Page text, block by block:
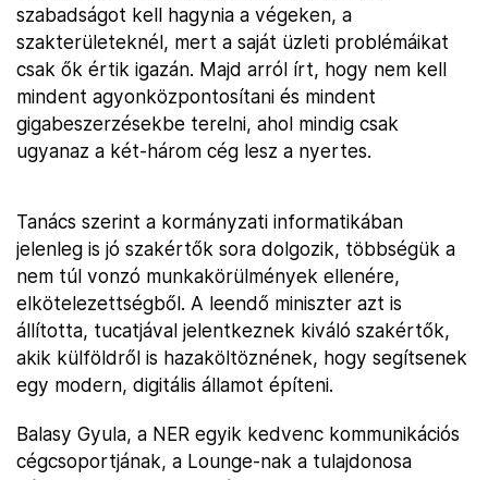
szabadságot kell hagynia a végeken, a
szakterületeknél, mert a saját üzleti problémáikat
csak ők értik igazán. Majd arról írt, hogy nem kell
mindent agyonközpontosítani és mindent
gigabeszerzésekbe terelni, ahol mindig csak
ugyanaz a két-három cég lesz a nyertes.
Tanács szerint a kormányzati informatikában
jelenleg is jó szakértők sora dolgozik, többségük a
nem túl vonzó munkakörülmények ellenére,
elkötelezettségből. A leendő miniszter azt is
állította, tucatjával jelentkeznek kiváló szakértők,
akik külföldről is hazaköltöznének, hogy segítsenek
egy modern, digitális államot építeni.
Balasy Gyula, a NER egyik kedvenc kommunikációs
cégcsoportjának, a Lounge-nak a tulajdonosa